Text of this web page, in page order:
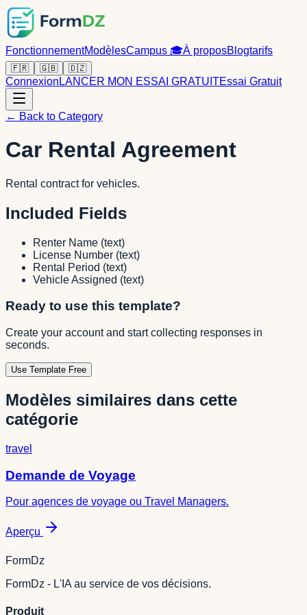
FonctionnementModèlesCampus 🎓À proposBlogtarifs
🇫🇷 🇬🇧 🇩🇿
Connexion LANCER MON ESSAI GRATUITEssai Gratuit
← Back to Category
Car Rental Agreement
Rental contract for vehicles.
Included Fields
Renter Name (text)
License Number (text)
Rental Period (text)
Vehicle Assigned (text)
Ready to use this template?
Create your account and start collecting responses in
seconds.
Use Template Free
Modèles similaires dans cette
catégorie
travel
Demande de Voyage
Pour agences de voyage ou Travel Managers.
Aperçu
FormDz
FormDz - L'IA au service de vos décisions.
Produit